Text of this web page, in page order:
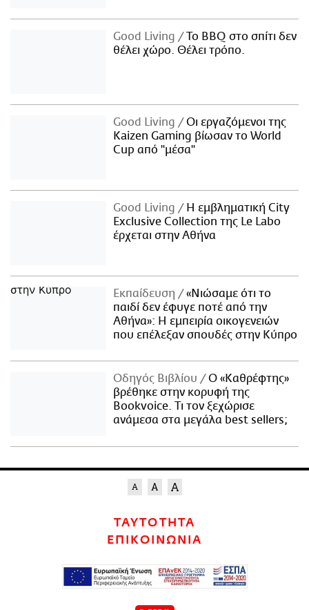
Good Living
Το BBQ στο σπίτι δεν
θέλει χώρο. Θέλει τρόπο.
Good Living
Οι εργαζόμενοι της
Kaizen Gaming βίωσαν το World
Cup από "μέσα"
Good Living
Η εμβληματική City
Exclusive Collection της Le Labo
έρχεται στην Αθήνα
Εκπαίδευση
«Νιώσαμε ότι το
παιδί δεν έφυγε ποτέ από την
Αθήνα»: Η εμπειρία οικογενειών
που επέλεξαν σπουδές στην Κύπρο
Οδηγός Βιβλίου
Ο «Καθρέφτης»
βρέθηκε στην κορυφή της
Bookvoice. Τι τον ξεχώρισε
ανάμεσα στα μεγάλα best sellers;
ΤΑΥΤΟΤΗΤΑ
ΕΠΙΚΟΙΝΩΝΙΑ